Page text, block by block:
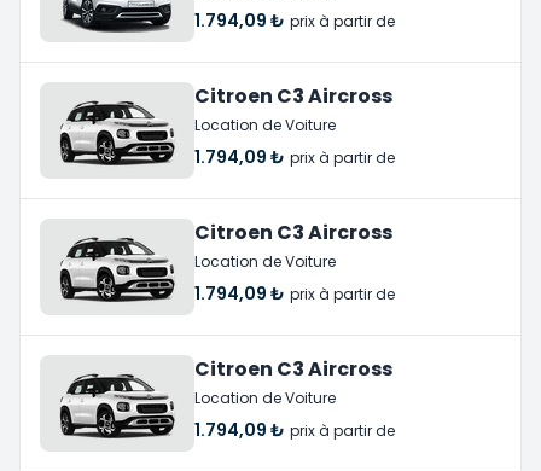
1.794,09 ₺ prix à partir de
Citroen C3 Aircross
Location de Voiture
1.794,09 ₺ prix à partir de
Citroen C3 Aircross
Location de Voiture
1.794,09 ₺ prix à partir de
Citroen C3 Aircross
Location de Voiture
1.794,09 ₺ prix à partir de